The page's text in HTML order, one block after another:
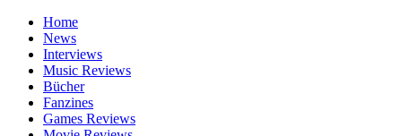
Home
News
Interviews
Music Reviews
Bücher
Fanzines
Games Reviews